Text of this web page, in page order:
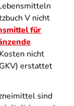
V nicht
für
nicht
erstattet
sind